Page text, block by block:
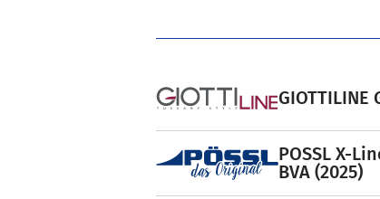
GIOTTILINE
POSSL X-
BVA (2025)